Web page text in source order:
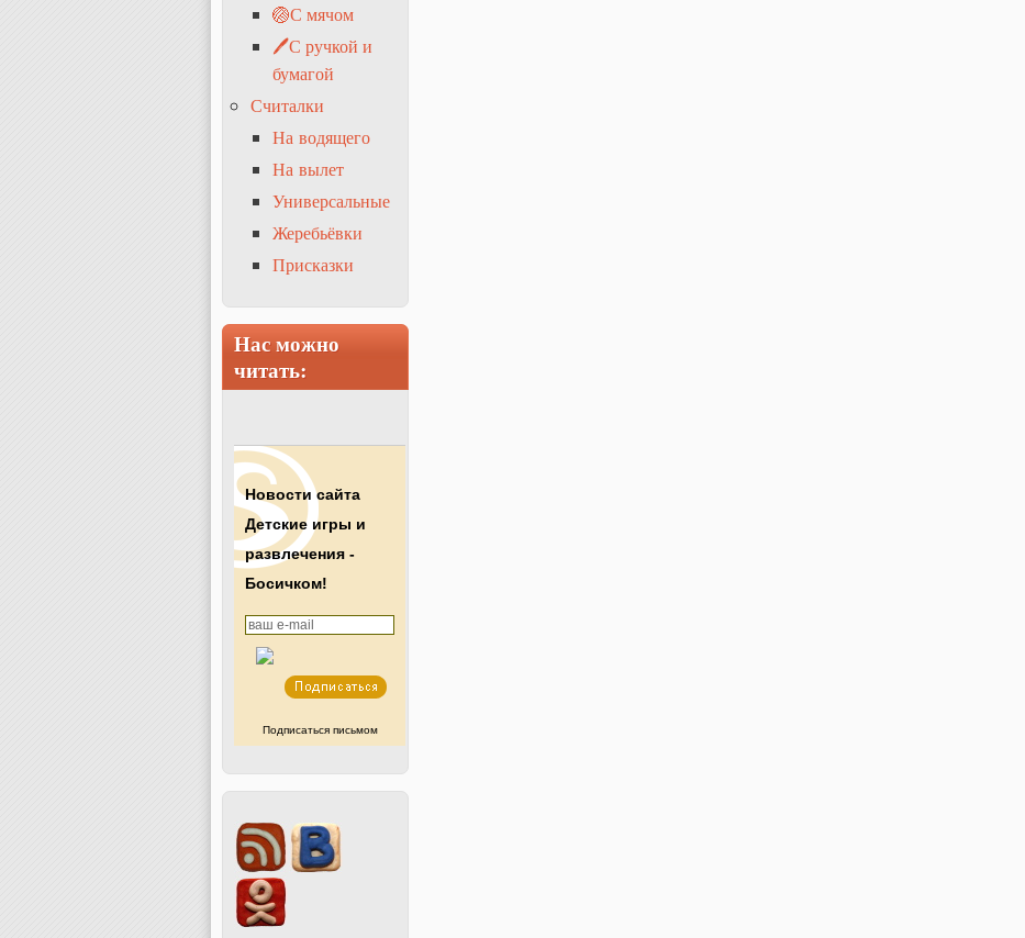
🏐С мячом
🖊С ручкой и
бумагой
Считалки
На водящего
На вылет
Универсальные
Жеребьёвки
Присказки
Нас можно
читать:
Новости сайта
Детские игры и
развлечения -
Босичком!
Подписаться письмом